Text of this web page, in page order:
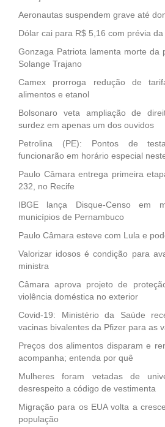
Aeronautas suspendem grave até
Dólar cai para R$ 5,16 com prévia
Gonzaga Patriota lamenta morte da
Solange Trajano
Camex prorroga redução de
alimentos e etanol
Bolsonaro veta ampliação de
surdez em apenas um dos ouvidos
Petrolina (PE): Pontos de
funcionarão em horário especial
Paulo Câmara entrega primeira
232, no Recife
IBGE lança Disque-Censo em
municípios de Pernambuco
Paulo Câmara esteve com Lula e
Valorizar idosos é condição para
ministra
Câmara aprova projeto de
violência doméstica no exterior
Covid-19: Ministério da Saúde
vacinas bivalentes da Pfizer para as
Preços dos alimentos disparam e
acompanha; entenda por quê
Mulheres foram vetadas de
desrespeito a código de vestimenta
Migração para os EUA volta a
população